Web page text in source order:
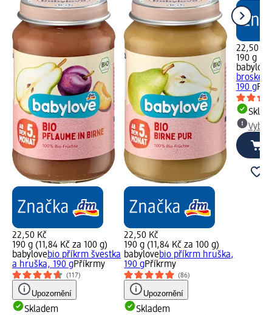
22,50 Kč
190 g (11,84 Kč za 100 g)
babylovebio příkrm švestka
a hruška, 190 gPříkrmy
(117)
Upozornění
Skladem
22,50 Kč
190 g (11,84 Kč za 100 g)
babylovebio příkrm hruška,
190 gPříkrmy
(86)
Upozornění
Skladem
22,50 Kč
190 g
babylove
190 g